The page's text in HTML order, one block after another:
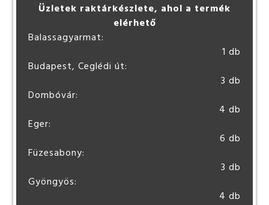
Üzletek raktárkészlete, ahol a termék
elérhető
Balassagyarmat:
1 db
Budapest, Ceglédi út:
3 db
Dombóvár:
4 db
Eger:
6 db
Füzesabony:
3 db
Gyöngyös:
4 db